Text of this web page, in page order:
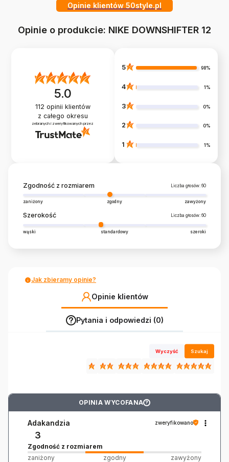
Opinie klientów 50style.pl
Opinie o produkcie: NIKE DOWNSHIFTER 12
5.0
112 opinii klientów
z całego okresu
zebranych i zweryfikowanych przez
5 98%
4 1%
3 0%
2 0%
1 1%
Zgodność z rozmiarem Liczba głosów: 60
zaniżony zgodny zawyżony
Szerokość Liczba głosów: 60
wąski standardowy szeroki
Jak zbieramy opinie?
Opinie klientów
Pytania i odpowiedzi (0)
Wyczyść Szukaj
OPINIA WYCOFANA ?
Adakandzia zweryfikowano
3
Zgodność z rozmiarem
zaniżony
zgodny
zawyżony